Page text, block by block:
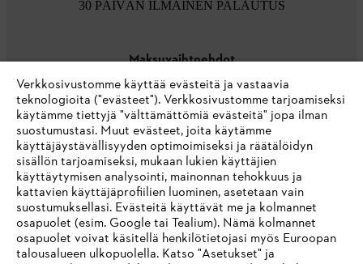
30 PÄIVÄN ILMAINEN PALAUTUS
Maksuvaihtoehdot
Yritys
STIHL FAQ
Verkkosivustomme käyttää evästeitä ja vastaavia
teknologioita ("evästeet"). Verkkosivustomme tarjoamiseksi
käytämme tiettyjä "välttämättömiä evästeitä" jopa ilman
suostumustasi. Muut evästeet, joita käytämme
käyttäjäystävällisyyden optimoimiseksi ja räätälöidyn
sisällön tarjoamiseksi, mukaan lukien käyttäjien
käyttäytymisen analysointi, mainonnan tehokkuus ja
kattavien käyttäjäprofiilien luominen, asetetaan vain
suostumuksellasi. Evästeitä käyttävät me ja kolmannet
osapuolet (esim. Google tai Tealium). Nämä kolmannet
osapuolet voivat käsitellä henkilötietojasi myös Euroopan
talousalueen ulkopuolella. Katso "Asetukset" ja